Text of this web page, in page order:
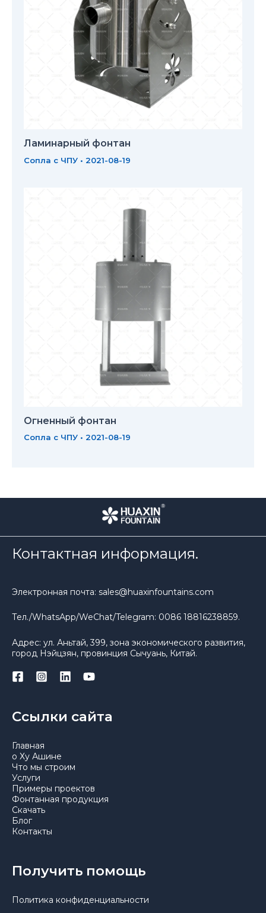
Ламинарный фонтан
Сопла с ЧПУ • 2021-08-19
Огненный фонтан
Сопла с ЧПУ • 2021-08-19
Контактная информация.
Электронная почта: sales@huaxinfountains.com
Тел./WhatsApp/WeChat/Telegram: 0086 18816238859.
Адрес: ул. Аньтай, 399, зона экономического развития,
город Нэйцзян, провинция Сычуань, Китай.
Ссылки сайта
Главная
о Ху Ашине
Что мы строим
Услуги
Примеры проектов
Фонтанная продукция
Скачать
Блог
Контакты
Получить помощь
Политика конфиденциальности